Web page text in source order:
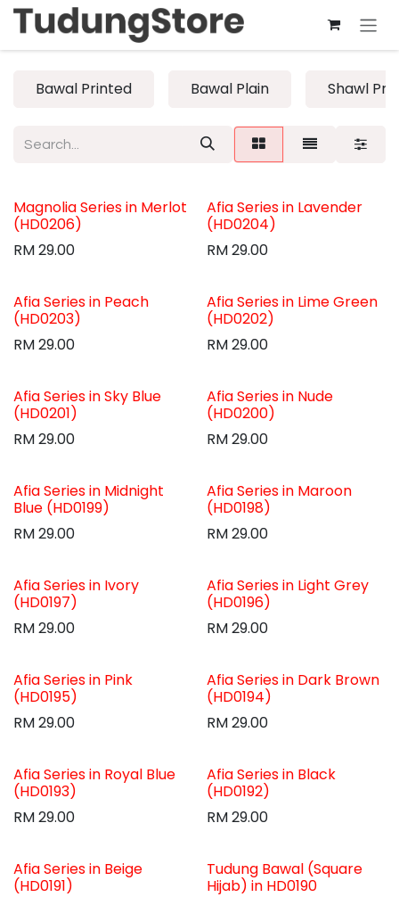
Skip to Content
Bawal Printed Bawal Plain Shawl
Magnolia Series in Merlot
(HD0206)
RM29.00
Afia Series in Lavender
(HD0204)
RM29.00
Afia Series in Peach
(HD0203)
RM29.00
Afia Series in Lime Green
(HD0202)
RM29.00
Afia Series in Sky Blue
(HD0201)
RM29.00
Afia Series in Nude
(HD0200)
RM29.00
Afia Series in Midnight
Blue (HD0199)
RM29.00
Afia Series in Maroon
(HD0198)
RM29.00
Afia Series in Ivory
(HD0197)
RM29.00
Afia Series in Light Grey
(HD0196)
RM29.00
Afia Series in Pink
(HD0195)
RM29.00
Afia Series in Dark Brown
(HD0194)
RM29.00
Afia Series in Royal Blue
(HD0193)
RM29.00
Afia Series in Black
(HD0192)
RM29.00
Afia Series in Beige
(HD0191)
Tudung Bawal (Square
Hijab) in HD0190